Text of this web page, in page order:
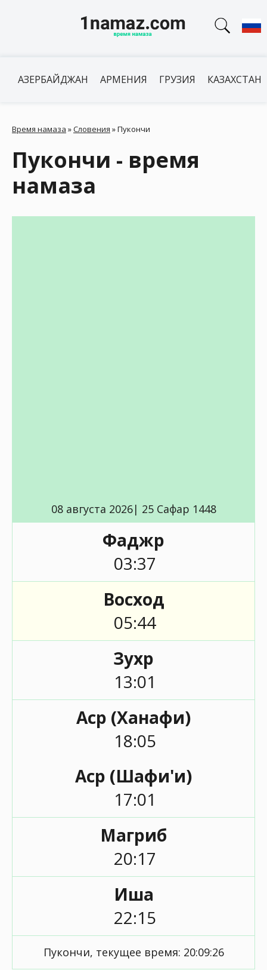
АЗЕРБАЙДЖАН АРМЕНИЯ ГРУЗИЯ КАЗАХСТАН
Время намаза »Словения »Пукончи
Пукончи - время
намаза
08 августа 2026| 25 Сафар 1448
Фаджр
03:37
Восход
05:44
Зухр
13:01
Аср (Ханафи)
18:05
Аср (Шафи'и)
17:01
Магриб
20:17
Иша
22:15
Пукончи, текущее время: 20:09:26